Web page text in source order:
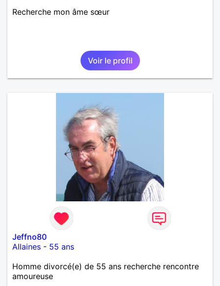
Recherche mon âme sœur
Voir le profil
Jeffno80
Allaines - 55 ans
Homme divorcé(e) de 55 ans recherche rencontre
amoureuse